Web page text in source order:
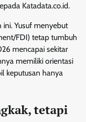
Katadata.co.id.
ini. Yusuf menyebut
FDI) tetap tumbuh
mencapai sekitar
memiliki orientasi
keputusan hanya
tetapi